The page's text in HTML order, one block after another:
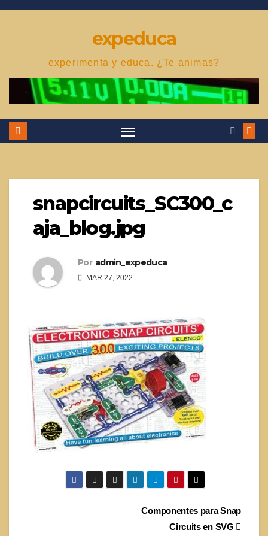
Saltar
expeduca
experimenta y educa. ¿Te animas?
snapcircuits_SC300_c
aja_blog.jpg
Por admin_expeduca
MAR 27, 2022
Componentes para Snap
Circuits en SVG